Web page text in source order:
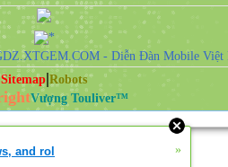
Sitemap|Robots
Vượng Touliver™
and rol »